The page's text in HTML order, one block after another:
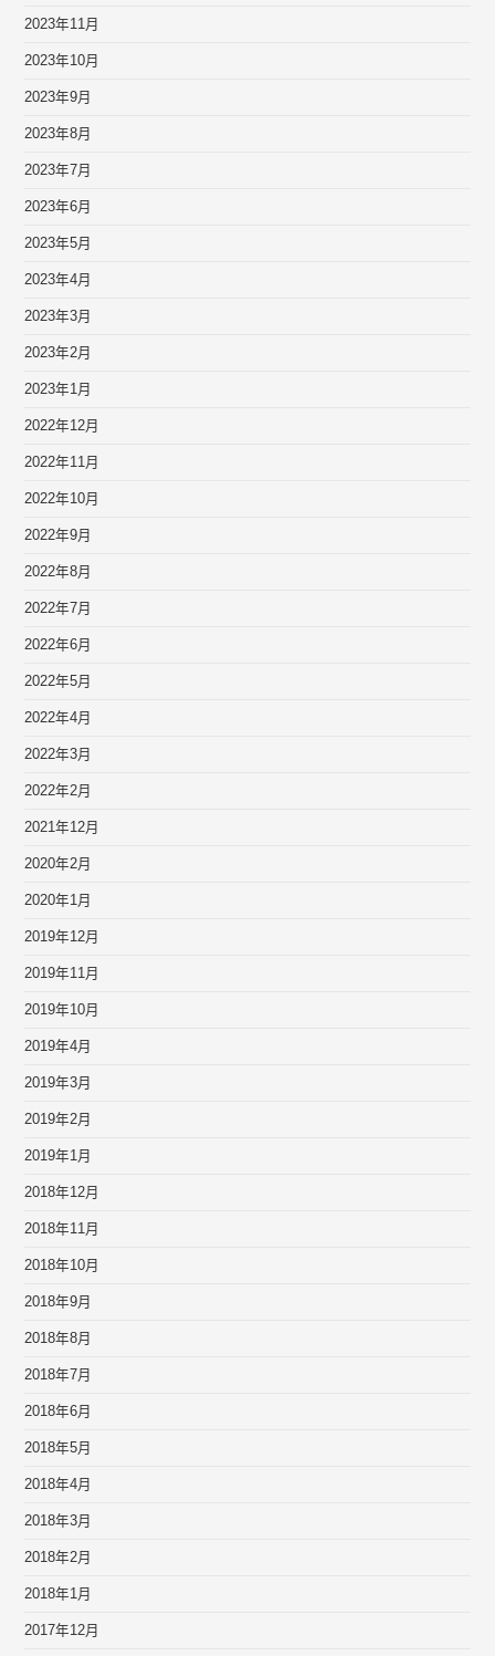
2023年11月
2023年10月
2023年9月
2023年8月
2023年7月
2023年6月
2023年5月
2023年4月
2023年3月
2023年2月
2023年1月
2022年12月
2022年11月
2022年10月
2022年9月
2022年8月
2022年7月
2022年6月
2022年5月
2022年4月
2022年3月
2022年2月
2021年12月
2020年2月
2020年1月
2019年12月
2019年11月
2019年10月
2019年4月
2019年3月
2019年2月
2019年1月
2018年12月
2018年11月
2018年10月
2018年9月
2018年8月
2018年7月
2018年6月
2018年5月
2018年4月
2018年3月
2018年2月
2018年1月
2017年12月